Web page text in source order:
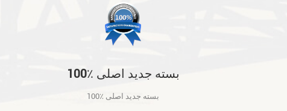
100٪ بسته جدید اصلی
100٪ بسته جدید اصلی